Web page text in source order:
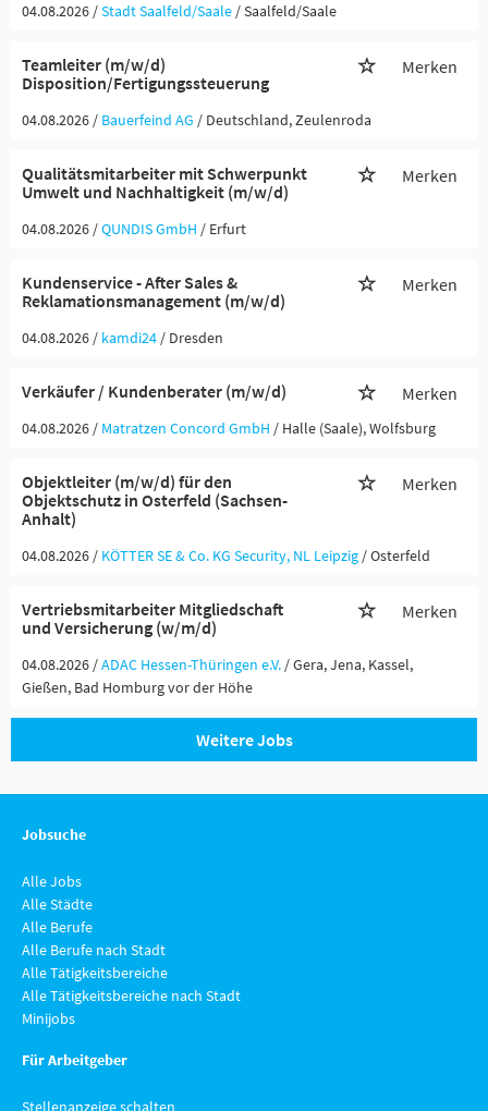
04.08.2026 /Stadt Saalfeld/Saale / Saalfeld/Saale
Teamleiter (m/w/d)
Disposition/Fertigungssteuerung
Merken
04.08.2026 / Bauerfeind AG / Deutschland, Zeulenroda
Qualitätsmitarbeiter mit Schwerpunkt
Umwelt und Nachhaltigkeit (m/w/d)
Merken
04.08.2026 /QUNDIS GmbH / Erfurt
Kundenservice - After Sales &
Reklamationsmanagement (m/w/d)
Merken
04.08.2026 / kamdi24 / Dresden
Verkäufer / Kundenberater (m/w/d) Merken
04.08.2026 / Matratzen Concord GmbH / Halle (Saale), Wolfsburg
Objektleiter (m/w/d) für den
Objektschutz in Osterfeld (Sachsen-
Anhalt)
Merken
04.08.2026 / KÖTTER SE & Co. KG Security, NL Leipzig / Osterfeld
Vertriebsmitarbeiter Mitgliedschaft
und Versicherung (w/m/d)
Merken
04.08.2026 /ADAC Hessen-Thüringen e.V. / Gera, Jena, Kassel,
Gießen, Bad Homburg vor der Höhe
Weitere Jobs
Jobsuche
Alle Jobs
Alle Städte
Alle Berufe
Alle Berufe nach Stadt
Alle Tätigkeitsbereiche
Alle Tätigkeitsbereiche nach Stadt
Minijobs
Für Arbeitgeber
Stellenanzeige schalten